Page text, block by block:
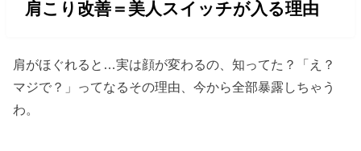
肩こり改善＝美人スイッチが入る理由
肩がほぐれると…実は顔が変わるの、知ってた？「え？
マジで？」ってなるその理由、今から全部暴露しちゃう
わ。